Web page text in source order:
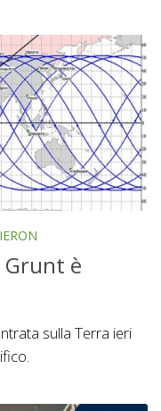
Grunt è
sulla Terra ieri